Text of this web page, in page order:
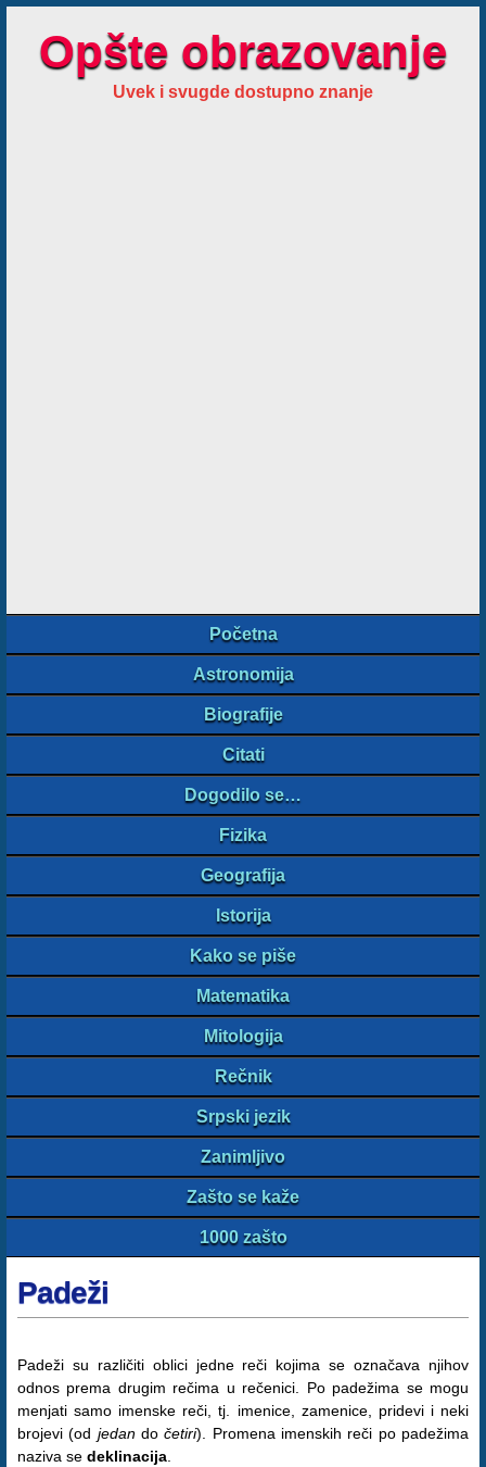
Opšte obrazovanje
Uvek i svugde dostupno znanje
Početna
Astronomija
Biografije
Citati
Dogodilo se…
Fizika
Geografija
Istorija
Kako se piše
Matematika
Mitologija
Rečnik
Srpski jezik
Zanimljivo
Zašto se kaže
1000 zašto
Padeži
Padeži su različiti oblici jedne reči kojima se označava njihov
odnos prema drugim rečima u rečenici. Po padežima se mogu
menjati samo imenske reči, tj. imenice, zamenice, pridevi i neki
brojevi (od jedandočetiri). Promena imenskih reči po padežima
naziva se deklinacija